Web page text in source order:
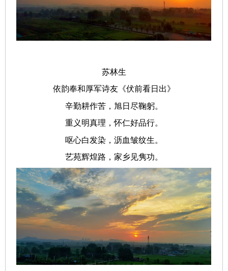
苏林生
依韵奉和厚军诗友《伏前看日出》
辛勤耕作苦，旭日尽鞠躬。
重义明真理，怀仁好品行。
呕心白发染，沥血皱纹生。
艺苑辉煌路，家乡见隽功。